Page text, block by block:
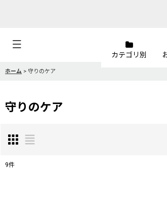
カテゴリ別
ホーム > 守りのケア
守りのケア
9件